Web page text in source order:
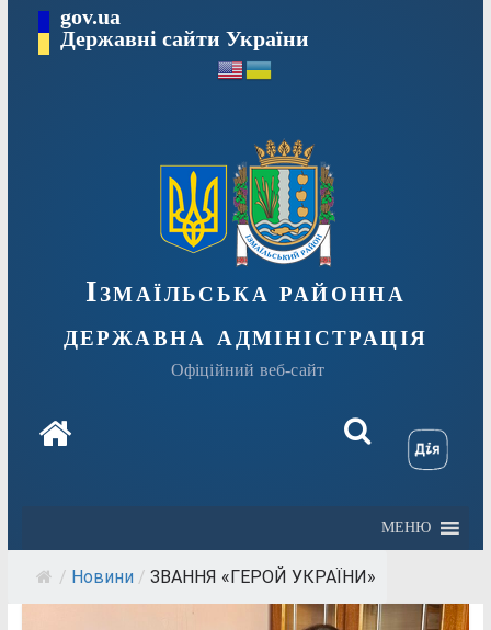
вмісту
gov.ua
Державні сайти України
Ізмаїльська районна
державна адміністрація
Офіційний веб-сайт
МЕНЮ
/ Новини / ЗВАННЯ «ГЕРОЙ УКРАЇНИ»